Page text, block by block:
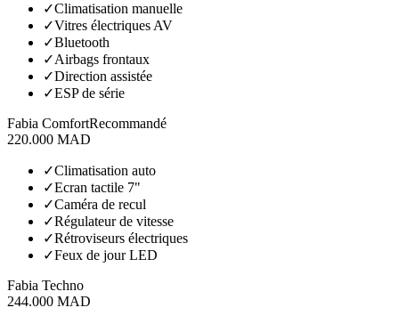
✓Climatisation manuelle
✓Vitres électriques AV
✓Bluetooth
✓Airbags frontaux
✓Direction assistée
✓ESP de série
Fabia ComfortRecommandé
220.000 MAD
✓Climatisation auto
✓Ecran tactile 7"
✓Caméra de recul
✓Régulateur de vitesse
✓Rétroviseurs électriques
✓Feux de jour LED
Fabia Techno
244.000 MAD